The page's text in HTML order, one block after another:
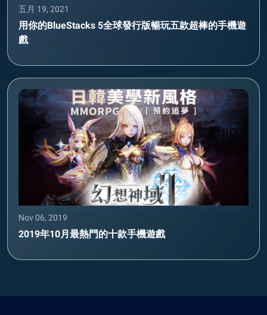
五月 19, 2021
用你的BlueStacks 5全球發行版暢玩五款超棒的手機遊
戲
Nov 06, 2019
2019年10月最熱門的十款手機遊戲